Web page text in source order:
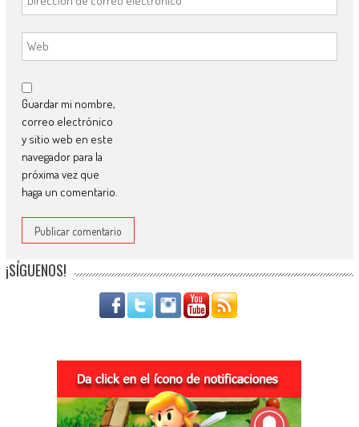
Guardar mi nombre,
correo electrónico
y sitio web en este
navegador para la
próxima vez que
haga un comentario.
¡SÍGUENOS!